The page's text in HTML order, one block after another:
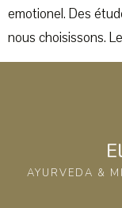
emotionel. Des
nous choisissons.
AYURVEDA &